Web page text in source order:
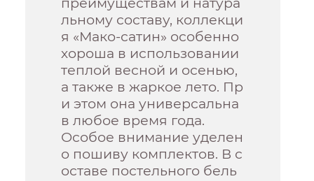
льному составу, коллекци
я «Мако-сатин» особенно
хороша в использовании
теплой весной и осенью,
а также в жаркое лето. Пр
и этом она универсальна
в любое время года.
Особое внимание уделен
о пошиву комплектов. В с
оставе постельного бель